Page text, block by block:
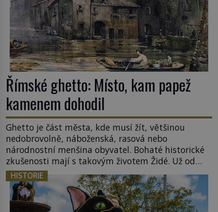
Římské ghetto: Místo, kam papež
kamenem dohodil
Ghetto je část města, kde musí žít, většinou
nedobrovolně, náboženská, rasová nebo
národnostní menšina obyvatel. Bohaté historické
zkušenosti mají s takovým životem Židé. Už od
středověku jsou totiž v každou chvíli nuceni v
nějakém žít. Mezi ty nejslavnější patří i římské
ghetto založené v roce 1555. Pokud jde o vztah
k Židům, nemá se Řím čím chlubit. […]
HISTORIE